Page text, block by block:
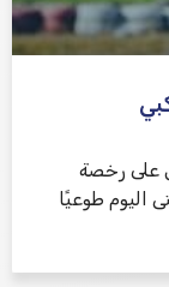
على رخصة
اليوم طوعيًا